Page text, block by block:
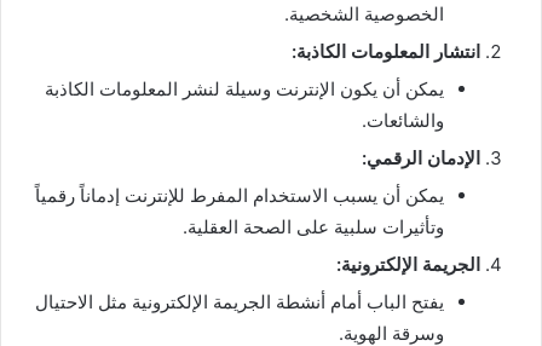
الخصوصية الشخصية.
انتشار المعلومات الكاذبة:
يمكن أن يكون الإنترنت وسيلة لنشر المعلومات الكاذبة
والشائعات.
الإدمان الرقمي:
يمكن أن يسبب الاستخدام المفرط للإنترنت إدماناً رقمياً
وتأثيرات سلبية على الصحة العقلية.
الجريمة الإلكترونية:
يفتح الباب أمام أنشطة الجريمة الإلكترونية مثل الاحتيال
وسرقة الهوية.